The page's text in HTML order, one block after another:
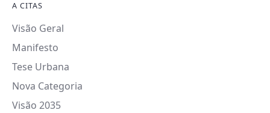
A CITAS
Visão Geral
Manifesto
Tese Urbana
Nova Categoria
Visão 2035